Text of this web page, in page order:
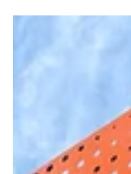
Bizcochos,
activar una
las panaderías
Una campaña de CIPU,
comercial, que convocó a